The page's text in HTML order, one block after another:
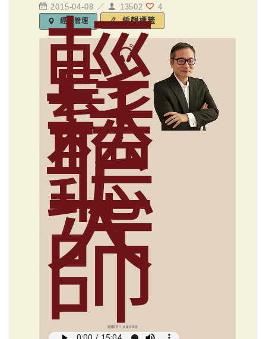
2015-04-08 ／ 13502 4
經營管理 編輯標籤
輕
鬆
聽
大
師
媒體創意人 俞國定導讀